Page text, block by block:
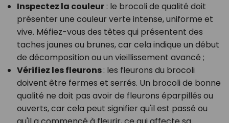
Inspectez la couleur: le brocoli de qualité doit
présenter une couleur verte intense, uniforme et
vive. Méfiez-vous des têtes qui présentent des
taches jaunes ou brunes, car cela indique un début
de décomposition ou un vieillissement avancé ;
Vérifiez les fleurons: les fleurons du brocoli
doivent être fermes et serrés. Un brocoli de bonne
qualité ne doit pas avoir de fleurons éparpillés ou
ouverts, car cela peut signifier qu'il est passé ou